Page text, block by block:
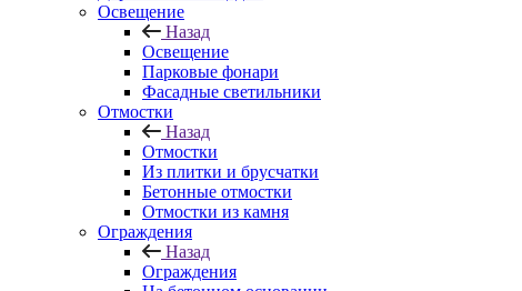
Освещение
Назад
Освещение
Парковые фонари
Фасадные светильники
Отмостки
Назад
Отмостки
Из плитки и брусчатки
Бетонные отмостки
Отмостки из камня
Ограждения
Назад
Ограждения